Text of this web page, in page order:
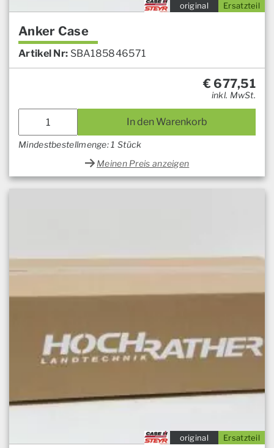
Ersatzteil
original
Anker Case
Artikel Nr: SBA185846571
€677,51
inkl. MwSt.
In den Warenkorb
Mindestbestellmenge: 1 Stück
Meinen Preis anzeigen
Ersatzteil
original